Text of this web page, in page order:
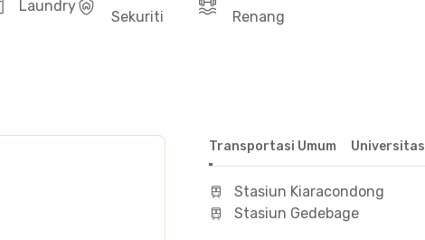
Laundry
Sekuriti
Renang
Transportasi Umum Universitas
Stasiun Kiaracondong
Stasiun Gedebage